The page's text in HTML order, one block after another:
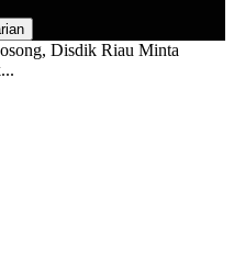
Disdik Riau Minta